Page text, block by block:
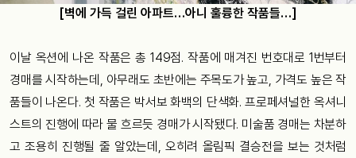
[벽에 가득 걸린 아파트…아니 훌륭한 작품들…]
이날 옥션에 나온 작품은 총 149점. 작품에 매겨진 번호대로 1번부터
경매를 시작하는데, 아무래도 초반에는 주목도가 높고, 가격도 높은 작
품들이 나온다. 첫 작품은 박서보 화백의 단색화. 프로페셔널한 옥셔니
스트의 진행에 따라 물 흐르듯 경매가 시작됐다. 미술품 경매는 차분하
고 조용히 진행될 줄 알았는데, 오히려 올림픽 결승전을 보는 것처럼